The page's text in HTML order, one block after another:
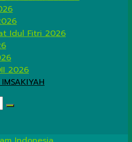
Idul Fitri 2026
2026